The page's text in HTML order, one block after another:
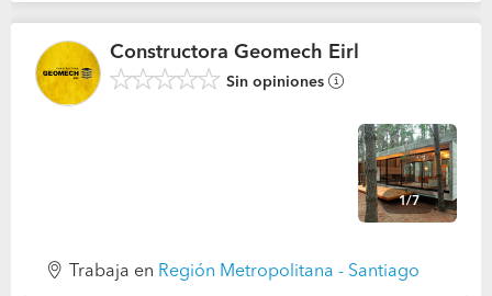
Constructora Geomech Eirl
Sin opiniones
1/7
Trabaja en Región Metropolitana - Santiago